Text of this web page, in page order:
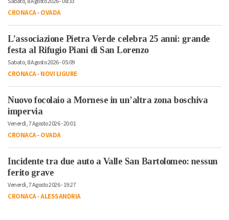
CRONACA-OVADA
L’associazione Pietra Verde celebra 25 anni: grande
festa al Rifugio Piani di San Lorenzo
Sabato, 8 Agosto 2026 - 05:09
CRONACA-NOVI LIGURE
Nuovo focolaio a Mornese in un’altra zona boschiva
impervia
Venerdì, 7 Agosto 2026 - 20:01
CRONACA-OVADA
Incidente tra due auto a Valle San Bartolomeo: nessun
ferito grave
Venerdì, 7 Agosto 2026 - 19:27
CRONACA-ALESSANDRIA